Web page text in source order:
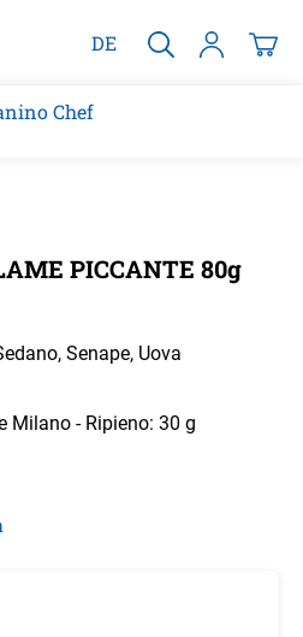
DE
Chef
PICCANTE 80g
, Senape, Uova
Milano - Ripieno: 30 g